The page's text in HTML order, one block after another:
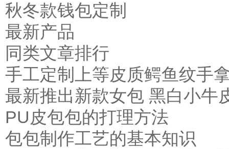
秋冬款钱包定制
最新产品
同类文章排行
手工定制上等皮质鳄鱼纹手
最新推出新款女包 黑白小牛
PU皮包包的打理方法
包包制作工艺的基本知识